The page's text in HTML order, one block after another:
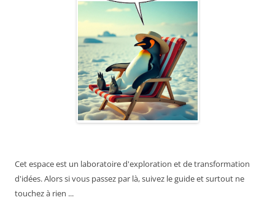
Cet espace est un laboratoire d'exploration et de transformation
d'idées. Alors si vous passez par là, suivez le guide et surtout ne
touchez à rien ...